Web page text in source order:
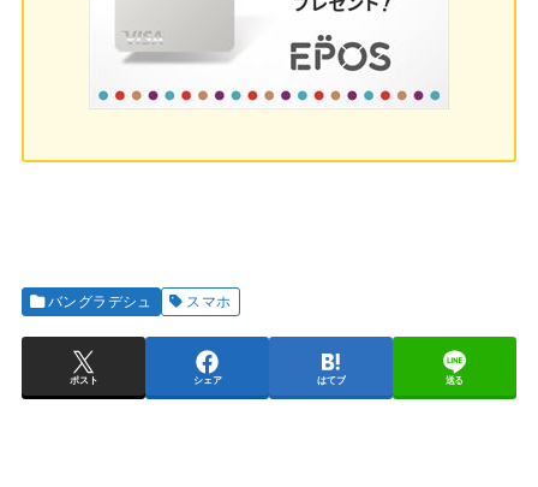
バングラデシュ スマホ
ポスト シェア はてブ 送る